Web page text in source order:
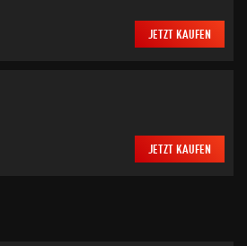
JETZT KAUFEN
JETZT KAUFEN